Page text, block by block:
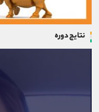
نتایج دوره